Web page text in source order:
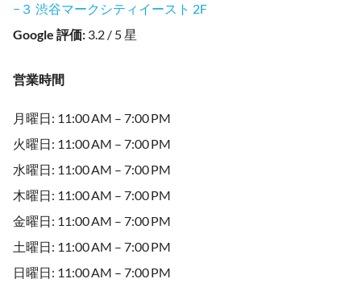
−３ 渋谷マークシティイースト 2F
Google 評価: 3.2 / 5 星
営業時間
月曜日: 11:00 AM – 7:00 PM
火曜日: 11:00 AM – 7:00 PM
水曜日: 11:00 AM – 7:00 PM
木曜日: 11:00 AM – 7:00 PM
金曜日: 11:00 AM – 7:00 PM
土曜日: 11:00 AM – 7:00 PM
日曜日: 11:00 AM – 7:00 PM